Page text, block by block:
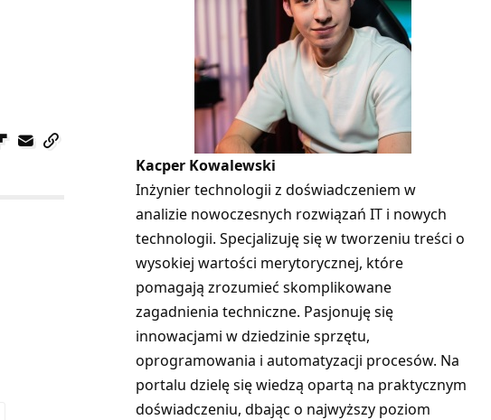
Kacper Kowalewski
Inżynier technologii z doświadczeniem w
analizie nowoczesnych rozwiązań IT i nowych
technologii. Specjalizuję się w tworzeniu treści o
wysokiej wartości merytorycznej, które
pomagają zrozumieć skomplikowane
zagadnienia techniczne. Pasjonuję się
innowacjami w dziedzinie sprzętu,
oprogramowania i automatyzacji procesów. Na
portalu dzielę się wiedzą opartą na praktycznym
doświadczeniu, dbając o najwyższy poziom